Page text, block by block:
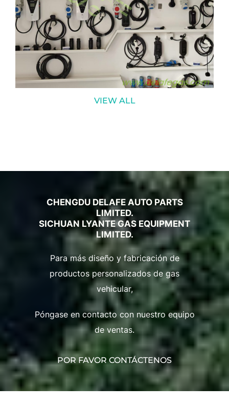
VIEW ALL
CHENGDU DELAFE AUTO PARTS
LIMITED.
SICHUAN LYANTE GAS EQUIPMENT
LIMITED.
Para más diseño y fabricación de
productos personalizados de gas
vehicular,
Póngase en contacto con nuestro equipo
de ventas.
POR FAVOR CONTÁCTENOS